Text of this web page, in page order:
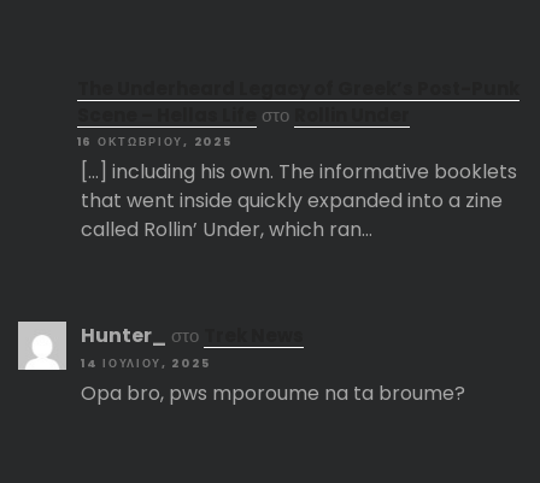
στο
16 ΟΚΤΩΒΡΊΟΥ, 2025
[…] including his own. The informative booklets
that went inside quickly expanded into a zine
called Rollin’ Under, which ran…
Hunter_ στο
14 ΙΟΥΛΊΟΥ, 2025
Opa bro, pws mporoume na ta broume?